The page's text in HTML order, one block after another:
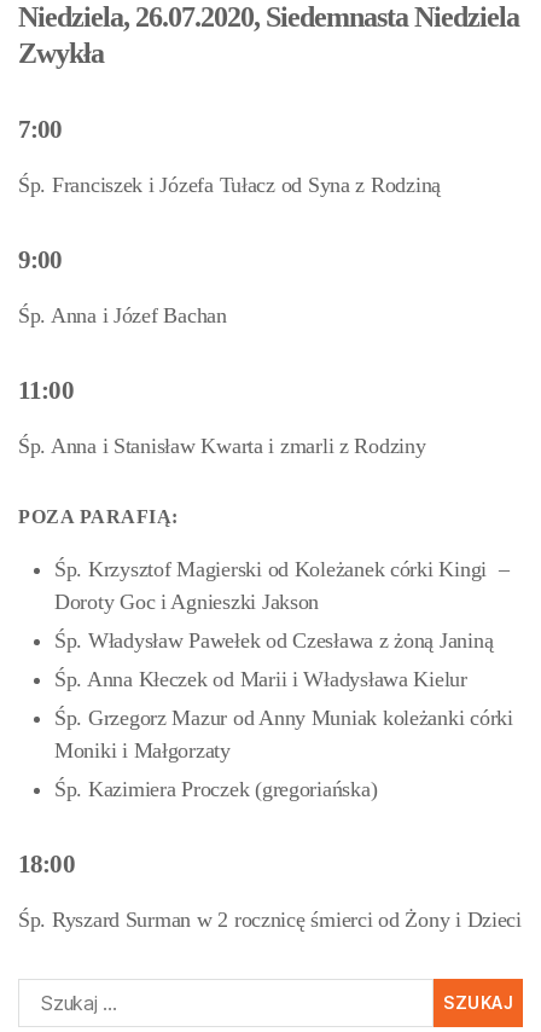
Niedziela, 26.07.2020, Siedemnasta Niedziela
Zwykła
7:00
Śp. Franciszek i Józefa Tułacz od Syna z Rodziną
9:00
Śp. Anna i Józef Bachan
11:00
Śp. Anna i Stanisław Kwarta i zmarli z Rodziny
POZA PARAFIĄ:
Śp. Krzysztof Magierski od Koleżanek córki Kingi –
Doroty Goc i Agnieszki Jakson
Śp. Władysław Pawełek od Czesława z żoną Janiną
Śp. Anna Kłeczek od Marii i Władysława Kielur
Śp. Grzegorz Mazur od Anny Muniak koleżanki córki
Moniki i Małgorzaty
Śp. Kazimiera Proczek (gregoriańska)
18:00
Śp. Ryszard Surman w 2 rocznicę śmierci od Żony i Dzieci
Szukaj: